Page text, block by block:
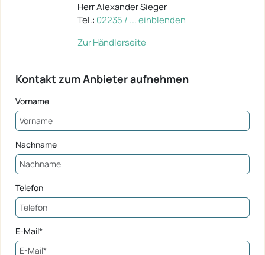
Herr Alexander Sieger
Tel.: 02235 / ... einblenden
Zur Händlerseite
Kontakt zum Anbieter aufnehmen
Vorname
Nachname
Telefon
E-Mail*